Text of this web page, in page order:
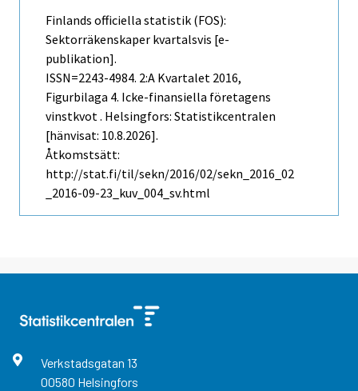
Finlands officiella statistik (FOS):
Sektorräkenskaper kvartalsvis [e-
publikation].
ISSN=2243-4984. 2:a Kvartalet 2016,
Figurbilaga 4. Icke-finansiella företagens
vinstkvot . Helsingfors: Statistikcentralen
[hänvisat: 10.8.2026].
Åtkomstsätt:
http://stat.fi/til/sekn/2016/02/sekn_2016_02
_2016-09-23_kuv_004_sv.html
Verkstadsgatan 13
00580 Helsingfors